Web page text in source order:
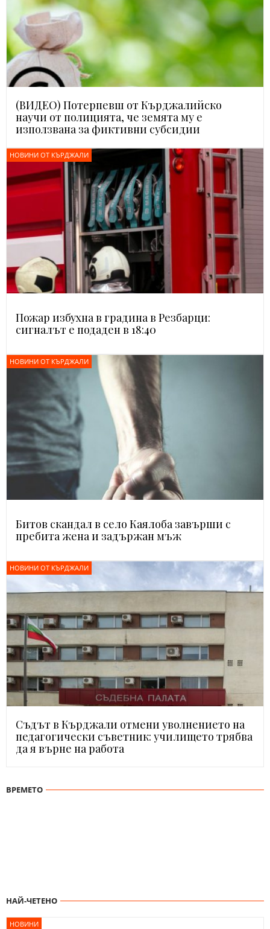
(ВИДЕО) Потерпевш от Кърджалийско
научи от полицията, че земята му е
използвана за фиктивни субсидии
НОВИНИ ОТ КЪРДЖАЛИ
Пожар избухна в градина в Резбарци:
сигналът е подаден в 18:40
НОВИНИ ОТ КЪРДЖАЛИ
Битов скандал в село Каялоба завърши с
пребита жена и задържан мъж
НОВИНИ ОТ КЪРДЖАЛИ
Съдът в Кърджали отмени уволнението на
педагогически съветник: училището трябва
да я върне на работа
ВРЕМЕТО
НАЙ-ЧЕТЕНО
НОВИНИ